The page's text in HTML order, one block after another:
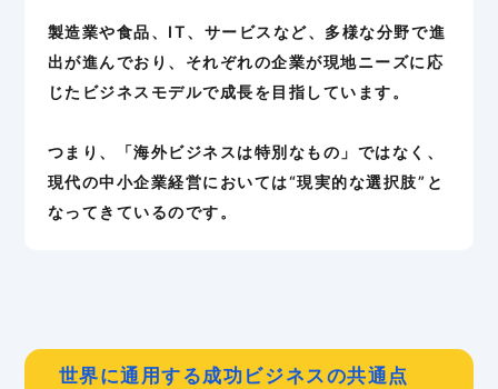
製造業や食品、IT、サービスなど、多様な分野で進
出が進んでおり、それぞれの企業が現地ニーズに応
じたビジネスモデルで成長を目指しています。
つまり、「海外ビジネスは特別なもの」ではなく、
現代の中小企業経営においては“現実的な選択肢”と
なってきているのです。
世界に通用する成功ビジネスの共通点